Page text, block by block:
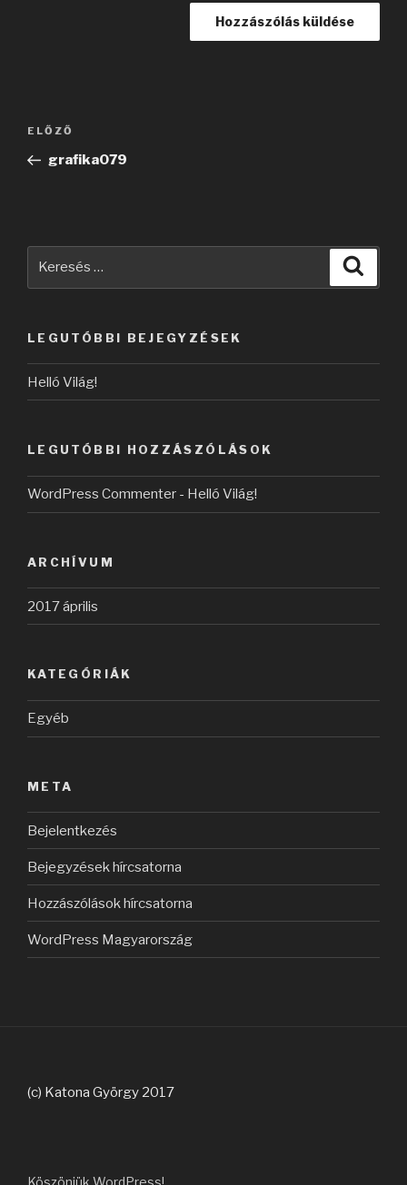
Bejegyzés
Korábbi
bejegyzés
ELŐZŐ
grafika079
LEGUTÓBBI BEJEGYZÉSEK
Helló Világ!
LEGUTÓBBI HOZZÁSZÓLÁSOK
WordPress Commenter - Helló Világ!
ARCHÍVUM
2017 április
KATEGÓRIÁK
Egyéb
META
Bejelentkezés
Bejegyzések hírcsatorna
Hozzászólások hírcsatorna
WordPress Magyarország
(c) Katona György 2017
Köszönjük WordPress!